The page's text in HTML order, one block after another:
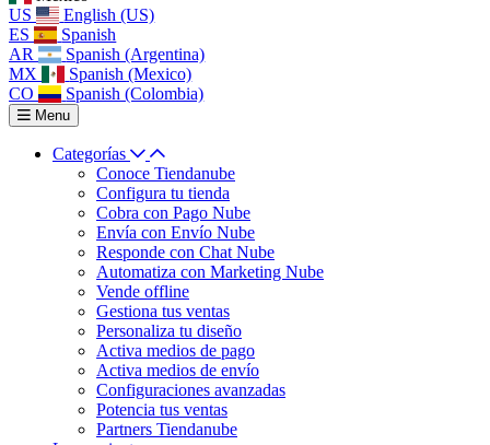
US
English (US)
ES
Spanish
AR
Spanish (Argentina)
MX
Spanish (Mexico)
CO
Spanish (Colombia)
Menu
Categorías
Conoce Tiendanube
Configura tu tienda
Cobra con Pago Nube
Envía con Envío Nube
Responde con Chat Nube
Automatiza con Marketing Nube
Vende offline
Gestiona tus ventas
Personaliza tu diseño
Activa medios de pago
Activa medios de envío
Configuraciones avanzadas
Potencia tus ventas
Partners Tiendanube